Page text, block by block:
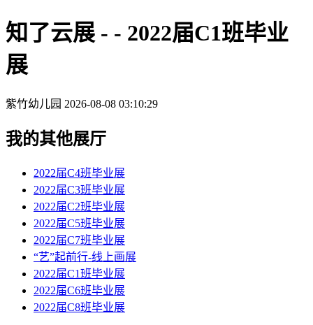
知了云展 - - 2022届C1班毕业
展
紫竹幼儿园 2026-08-08 03:10:29
我的其他展厅
2022届C4班毕业展
2022届C3班毕业展
2022届C2班毕业展
2022届C5班毕业展
2022届C7班毕业展
“艺”起前行-线上画展
2022届C1班毕业展
2022届C6班毕业展
2022届C8班毕业展